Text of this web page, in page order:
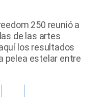
250 reunió a
de las artes
los resultados
pelea estelar entre